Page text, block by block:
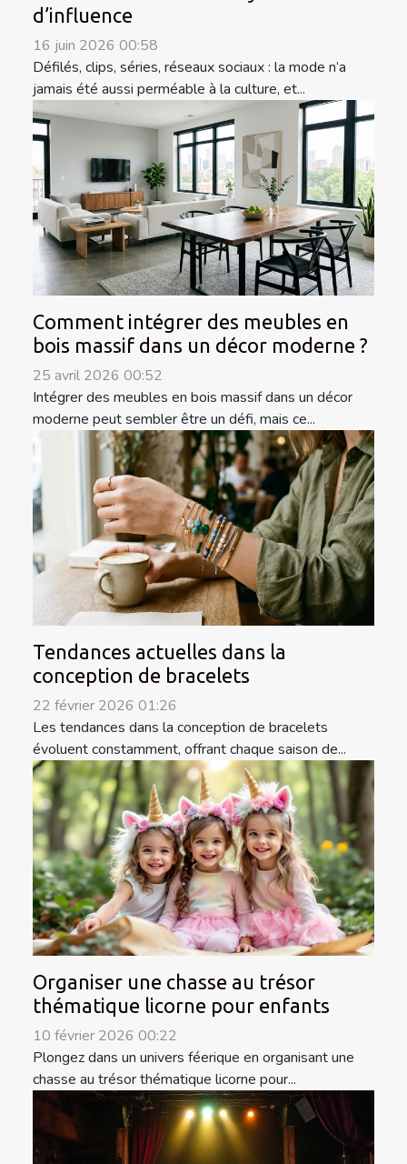
d’influence
16 juin 2026 00:58
Défilés, clips, séries, réseaux sociaux : la mode n’a
jamais été aussi perméable à la culture, et...
Comment intégrer des meubles en
bois massif dans un décor moderne ?
25 avril 2026 00:52
Intégrer des meubles en bois massif dans un décor
moderne peut sembler être un défi, mais ce...
Tendances actuelles dans la
conception de bracelets
22 février 2026 01:26
Les tendances dans la conception de bracelets
évoluent constamment, offrant chaque saison de...
Organiser une chasse au trésor
thématique licorne pour enfants
10 février 2026 00:22
Plongez dans un univers féerique en organisant une
chasse au trésor thématique licorne pour...